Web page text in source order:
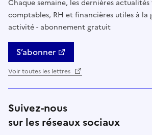
Chaque semaine, les dernières actualités
comptables, RH et financières utiles à la gestion de votre
activité - abonnement gratuit
S’abonner
Voir toutes les lettres
Suivez-nous
sur les réseaux sociaux